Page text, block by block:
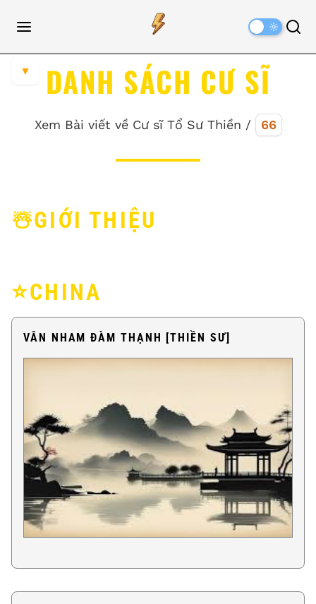
Mode
DANH SÁCH CƯ SĨ
Xem Bài viết về Cư sĩ Tổ Sư Thiền / 66
☃️GIỚI THIỆU
⭐️CHINA
VÂN NHAM ĐÀM THẠNH [THIỀN SƯ]
▼